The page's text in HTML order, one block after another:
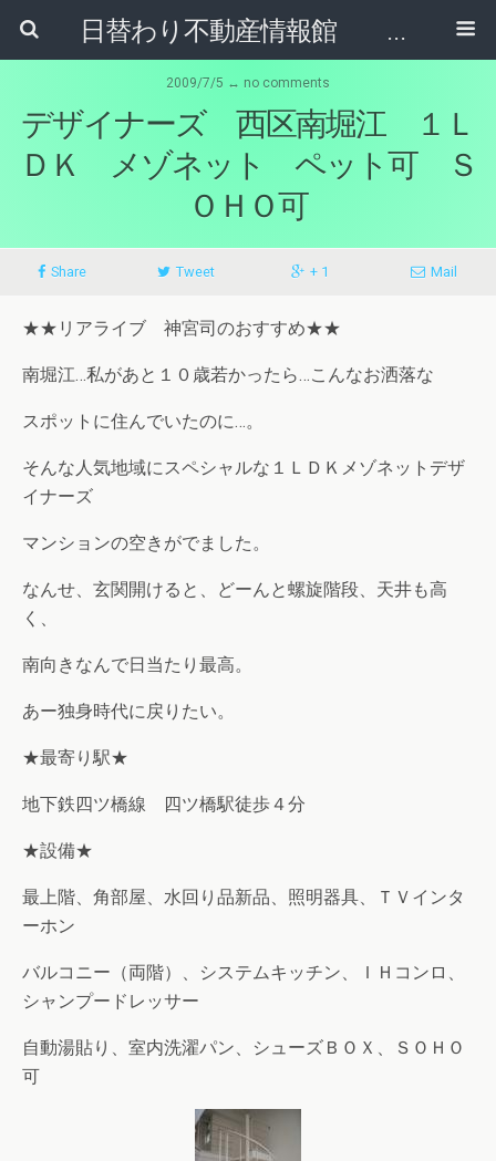
日替わり不動産情報館 リア･ライブログ
2009/7/5 ↔ no comments
デザイナーズ 西区南堀江 １Ｌ
ＤＫ メゾネット ペット可 Ｓ
ＯＨＯ可
Share Tweet + 1 Mail
★★リアライブ 神宮司のおすすめ★★
南堀江…私があと１０歳若かったら…こんなお洒落な
スポットに住んでいたのに…。
そんな人気地域にスペシャルな１ＬＤＫメゾネットデザ
イナーズ
マンションの空きがでました。
なんせ、玄関開けると、どーんと螺旋階段、天井も高
く、
南向きなんで日当たり最高。
あー独身時代に戻りたい。
★最寄り駅★
地下鉄四ツ橋線 四ツ橋駅徒歩４分
★設備★
最上階、角部屋、水回り品新品、照明器具、ＴＶインタ
ーホン
バルコニー（両階）、システムキッチン、ＩＨコンロ、
シャンプードレッサー
自動湯貼り、室内洗濯パン、シューズＢＯＸ、ＳＯＨＯ
可